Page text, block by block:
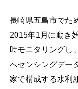
長崎県五島市でた
2015年1月に動き
時モニタリングし
へセンシングデー
家で構成する水利